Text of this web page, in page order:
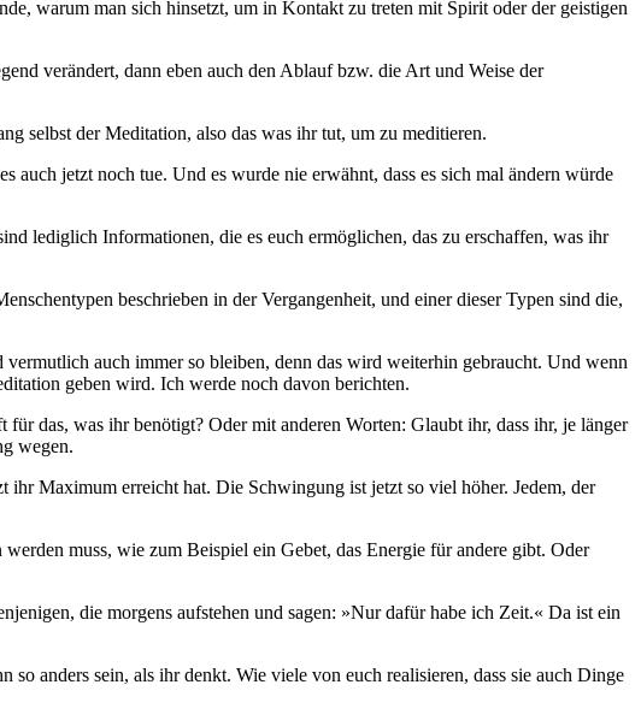
warum man sich hinsetzt, um in Kontakt zu treten mit Spirit oder der geistigen
verändert, dann eben auch den Ablauf bzw. die Art und Weise der
selbst der Meditation, also das was ihr tut, um zu meditieren.
auch jetzt noch tue. Und es wurde nie erwähnt, dass es sich mal ändern würde
lediglich Informationen, die es euch ermöglichen, das zu erschaffen, was ihr
beschrieben in der Vergangenheit, und einer dieser Typen sind die,
auch immer so bleiben, denn das wird weiterhin gebraucht. Und wenn
geben wird. Ich werde noch davon berichten.
das, was ihr benötigt? Oder mit anderen Worten: Glaubt ihr, dass ihr, je länger
wegen.
Maximum erreicht hat. Die Schwingung ist jetzt so viel höher. Jedem, der
muss, wie zum Beispiel ein Gebet, das Energie für andere gibt. Oder
die morgens aufstehen und sagen: »Nur dafür habe ich Zeit.« Da ist ein
anders sein, als ihr denkt. Wie viele von euch realisieren, dass sie auch Dinge